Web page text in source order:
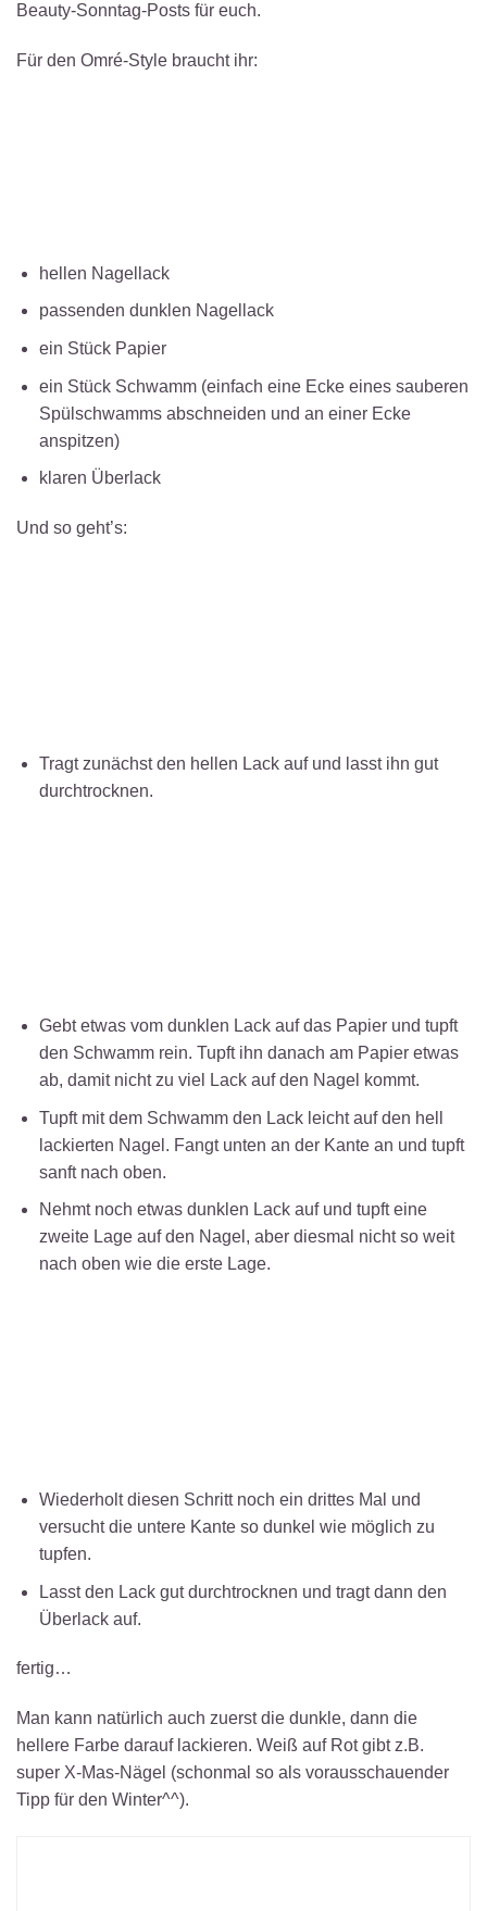
Beauty-Sonntag-Posts für euch.
Für den Omré-Style braucht ihr:
hellen Nagellack
passenden dunklen Nagellack
ein Stück Papier
ein Stück Schwamm (einfach eine Ecke eines sauberen
Spülschwamms abschneiden und an einer Ecke
anspitzen)
klaren Überlack
Und so geht’s:
Tragt zunächst den hellen Lack auf und lasst ihn gut
durchtrocknen.
Gebt etwas vom dunklen Lack auf das Papier und tupft
den Schwamm rein. Tupft ihn danach am Papier etwas
ab, damit nicht zu viel Lack auf den Nagel kommt.
Tupft mit dem Schwamm den Lack leicht auf den hell
lackierten Nagel. Fangt unten an der Kante an und tupft
sanft nach oben.
Nehmt noch etwas dunklen Lack auf und tupft eine
zweite Lage auf den Nagel, aber diesmal nicht so weit
nach oben wie die erste Lage.
Wiederholt diesen Schritt noch ein drittes Mal und
versucht die untere Kante so dunkel wie möglich zu
tupfen.
Lasst den Lack gut durchtrocknen und tragt dann den
Überlack auf.
fertig…
Man kann natürlich auch zuerst die dunkle, dann die
hellere Farbe darauf lackieren. Weiß auf Rot gibt z.B.
super X-Mas-Nägel (schonmal so als vorausschauender
Tipp für den Winter^^).